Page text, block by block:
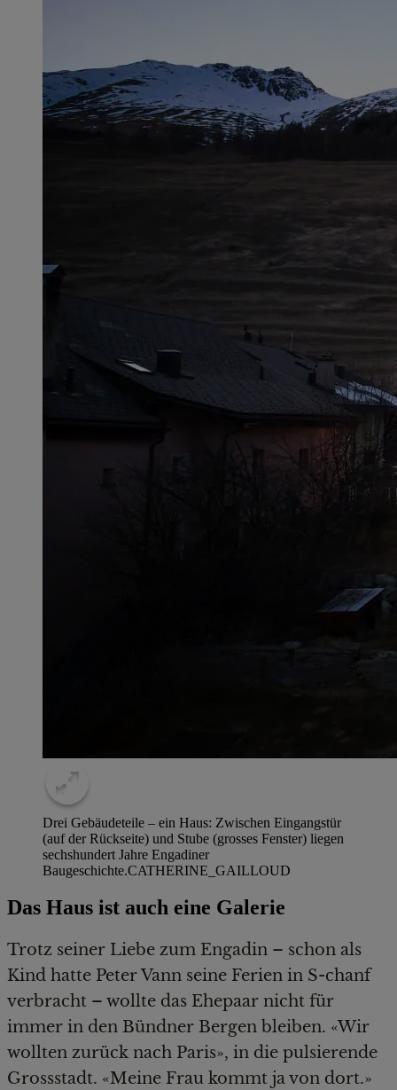
Drei Gebäudeteile – ein Haus: Zwischen Eingangstür
(auf der Rückseite) und Stube (grosses Fenster) liegen
sechshundert Jahre Engadiner
Baugeschichte.CATHERINE_GAILLOUD
Das Haus ist auch eine Galerie
Trotz seiner Liebe zum Engadin – schon als
Kind hatte Peter Vann seine Ferien in S-chanf
verbracht – wollte das Ehepaar nicht für
immer in den Bündner Bergen bleiben. «Wir
wollten zurück nach Paris», in die pulsierende
Grossstadt. «Meine Frau kommt ja von dort.»